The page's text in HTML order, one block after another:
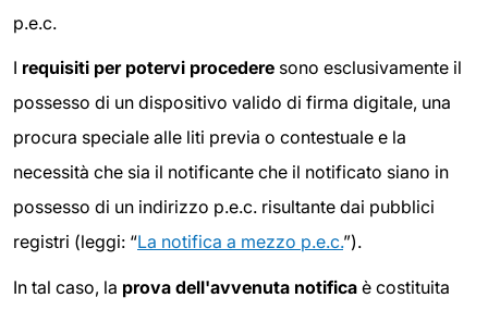
p.e.c.
I requisiti per potervi procedere sono esclusivamente il
possesso di un dispositivo valido di firma digitale, una
procura speciale alle liti previa o contestuale e la
necessità che sia il notificante che il notificato siano in
possesso di un indirizzo p.e.c. risultante dai pubblici
registri (leggi: “La notifica a mezzo p.e.c.”).
In tal caso, la prova dell'avvenuta notifica è costituita